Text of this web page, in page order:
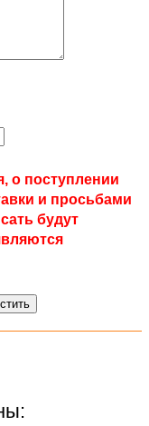
о поступлении
и просьбами
будут